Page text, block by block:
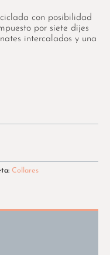
con posibilidad
por siete dijes
intercalados y una
Collares